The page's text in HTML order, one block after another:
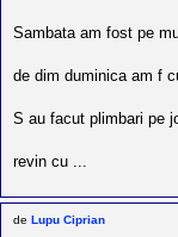
Sambata am fost pe
de dim duminica am f
S au facut plimbari pe
revin cu ...
de Lupu Ciprian